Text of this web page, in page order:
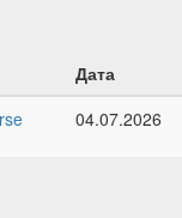
Дата
04.07.2026